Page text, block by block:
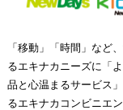
「移動」「時間」など
るエキナカニーズに「
品と心温まるサービス
るエキナカコンビニエ